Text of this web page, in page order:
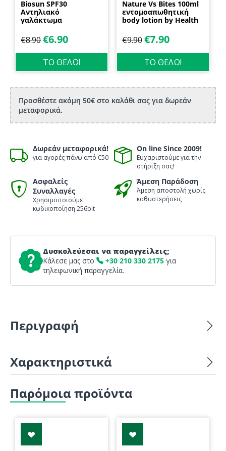
Biosun SPF30
Αντηλιακό
γαλάκτωμα
προσώπου και
σώματος 70ml
Biosanto
€8.90€6.90
ΤΟ ΘΕΛΩ!
Nature Vs Bites 100ml
εντομοαπωθητική
body lotion by Health
€9.90 €7.90
ΤΟ ΘΕΛΩ!
Προσθέστε ακόμη 50€ στο καλάθι σας για δωρεάν
μεταφορικά.
Δωρεάν μεταφορικά!
για αγορές πάνω από €50
On line Since 2009!
Ευχαριστούμε για την
στήριξη σας!
Ασφαλείς
Συναλλαγές
Χρησιμοποιούμε
κωδικοποίηση 256bit
Άμεση Παράδοση
Άμεση αποστολή χωρίς
καθυστερήσεις
Δυσκολεύεσαι να παραγγείλεις;
Κάλεσε μας στο
+30 210 330 2175 για
τηλεφωνική παραγγελία.
Περιγραφή
Χαρακτηριστικά
Παρόμοια προϊόντα